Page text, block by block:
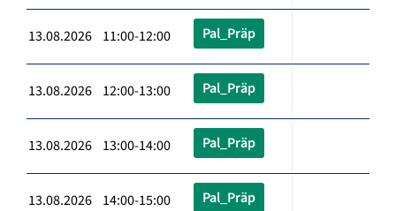
13.08.2026 11:00-12:00 Pal_Präp
13.08.2026 12:00-13:00 Pal_Präp
13.08.2026 13:00-14:00 Pal_Präp
13.08.2026 14:00-15:00 Pal_Präp